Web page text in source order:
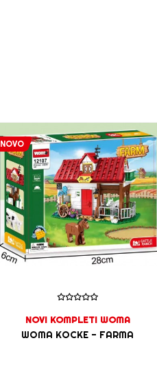
NOVO
NOVI KOMPLETI WOMA
WOMA KOCKE - FARMA